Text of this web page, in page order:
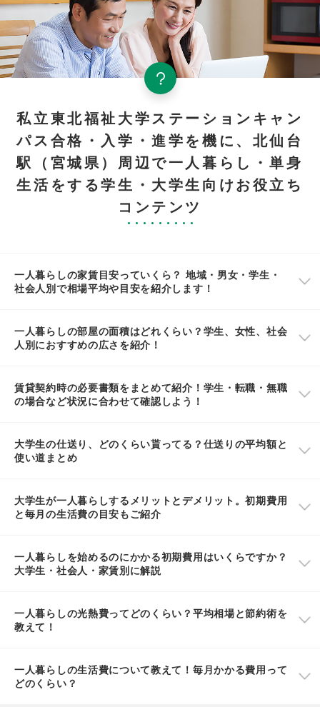
私立東北福祉大学ステーションキャン
パス合格・入学・進学を機に、北仙台
駅（宮城県）周辺で一人暮らし・単身
生活をする学生・大学生向けお役立ち
コンテンツ
一人暮らしの家賃目安っていくら？ 地域・男女・学生・
社会人別で相場平均や目安を紹介します！
一人暮らしの部屋の面積はどれくらい？学生、女性、社会
人別におすすめの広さを紹介！
賃貸契約時の必要書類をまとめて紹介！学生・転職・無職
の場合など状況に合わせて確認しよう！
大学生の仕送り、どのくらい貰ってる？仕送りの平均額と
使い道まとめ
大学生が一人暮らしするメリットとデメリット。初期費用
と毎月の生活費の目安もご紹介
一人暮らしを始めるのにかかる初期費用はいくらですか？
大学生・社会人・家賃別に解説
一人暮らしの光熱費ってどのくらい？平均相場と節約術を
教えて！
一人暮らしの生活費について教えて！毎月かかる費用って
どのくらい？